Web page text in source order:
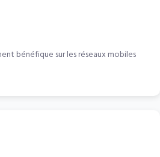
bénéfique sur les réseaux mobiles